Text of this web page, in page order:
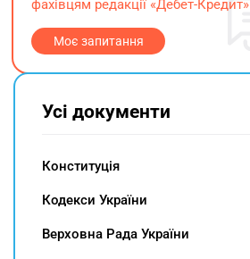
фахівцям редакції «Дебет-Кредит»
Моє запитання
Усі документи
Конституція
Кодекси України
Верховна Рада України